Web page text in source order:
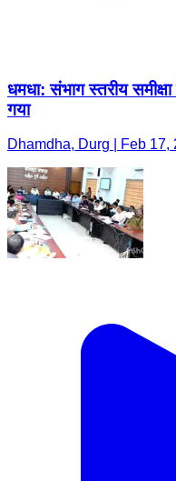
धमधा: संभाग स्तरीय
गया
Dhamdha, Durg | Feb 17,